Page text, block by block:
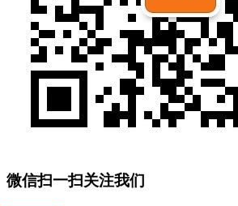
微信扫一扫关注我们